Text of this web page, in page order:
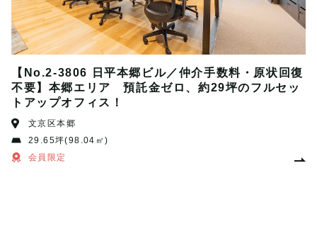
【No.2-3806 日平本郷ビル／仲介手数料・原状回復
不要】本郷エリア 預託金ゼロ、約29坪のフルセッ
トアップオフィス！
文京区本郷
29.65坪(98.04㎡)
会員限定